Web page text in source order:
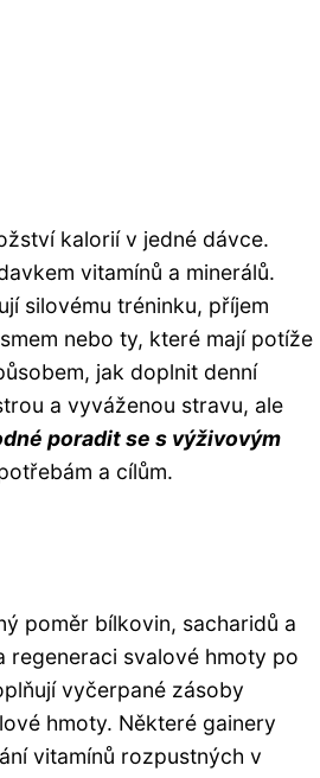
kalorií v jedné dávce.
vitamínů a minerálů.
silovému tréninku, příjem
nebo ty, které mají potíže
jak doplnit denní
a vyváženou stravu, ale
poradit se s výživovým
a cílům.
poměr bílkovin, sacharidů a
regeneraci svalové hmoty po
vyčerpané zásoby
hmoty. Některé gainery
vitamínů rozpustných v